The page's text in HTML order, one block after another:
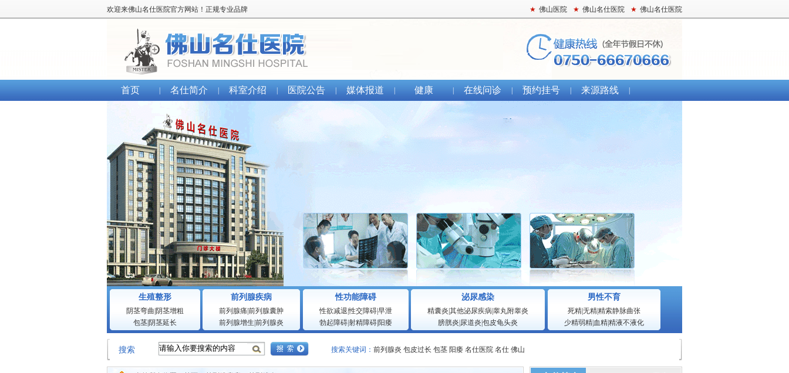
欢迎来佛山名仕医院官方网站！正规专业品牌 ★ 佛山医院 ★ 佛山名仕医院 ★ 佛山名仕医院
首页 名仕简介 科室介绍 医院公告 媒体报道 健康 在线问诊 预约挂号 来源路线
生殖整形
阴茎弯曲 阴茎增粗
包茎| 阴茎延长
前列腺疾病
前列腺痛 前列腺囊肿
前列腺增生 前列腺炎
性功能障碍
性欲减退 性交障碍|早泄
勃起障碍|射精障碍| 阳痿
泌尿感染
精囊炎 其他泌尿疾病睾丸附睾炎
膀胱炎 尿道炎 包皮龟头炎
男性不育
死精|无精|精索静脉曲张
少精弱精| 血精|精液不液化
搜索 搜索关键词： 前列腺炎 包皮过长 包茎 阳痿 名仕医院 名仕 佛山